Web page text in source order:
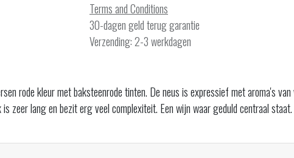
Terms and Conditions
30-dagen geld terug garantie
Verzending: 2-3 werkdagen
rode kleur met baksteenrode tinten. De neus is expressief met aroma's
zeer lang en bezit erg veel complexiteit. Een wijn waar geduld centraal